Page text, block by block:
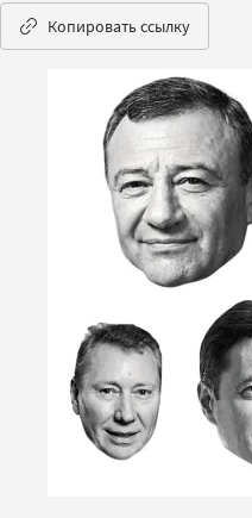
Копировать ссылку